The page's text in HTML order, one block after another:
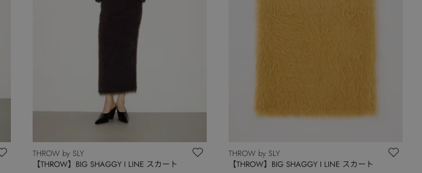
THROW by SLY
【THROW】BIG SHAGGY I LINE スカート
THROW by SLY
【THROW】BIG SHAGGY I LINE スカート